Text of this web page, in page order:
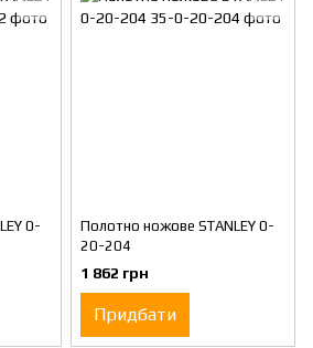
0-
Полотно ножове STANLEY 0-
20-204
1 862 грн
Придбати